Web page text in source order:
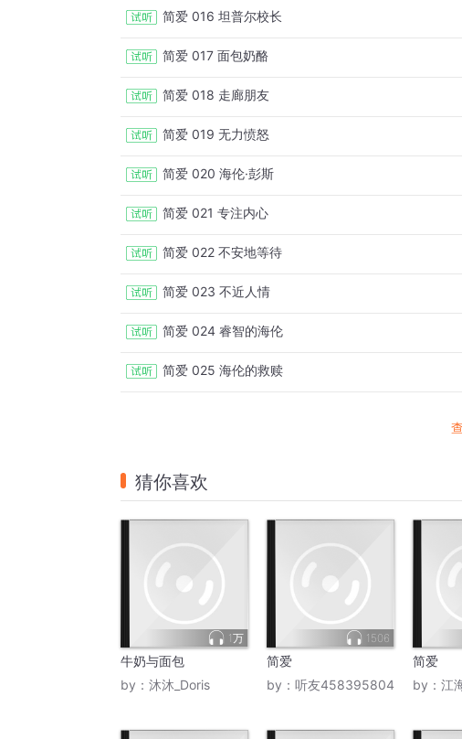
简爱 016 坦普尔校长
简爱 017 面包奶酪
简爱 018 走廊朋友
简爱 019 无力愤怒
简爱 020 海伦·彭斯
简爱 021 专注内心
简爱 022 不安地等待
简爱 023 不近人情
简爱 024 睿智的海伦
简爱 025 海伦的救赎
猜你喜欢
1万
牛奶与面包
by： 沐沐_Doris
1506
简爱
by： 听友458395804
简爱
by： 江